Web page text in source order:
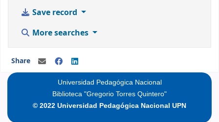
Save record
More searches
Share
Universidad Pedagógica Nacional
Biblioteca "Gregorio Torres Quintero"
© 2022 Universidad Pedagógica Nacional UPN